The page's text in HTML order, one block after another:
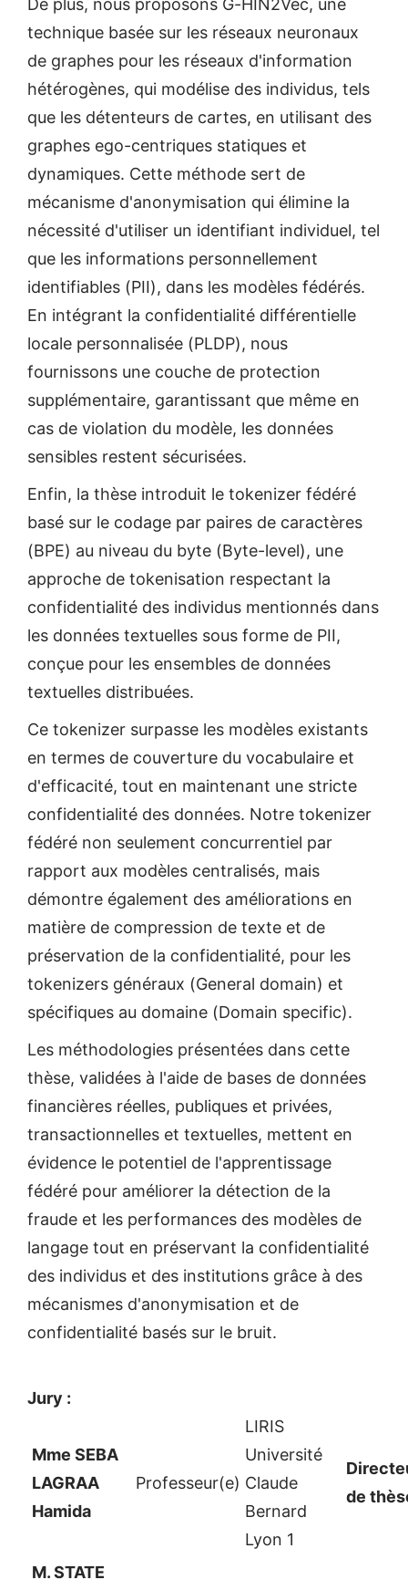
De plus, nous proposons G-HIN2Vec, une
technique basée sur les réseaux neuronaux
de graphes pour les réseaux d'information
hétérogènes, qui modélise des individus, tels
que les détenteurs de cartes, en utilisant des
graphes ego-centriques statiques et
dynamiques. Cette méthode sert de
mécanisme d'anonymisation qui élimine la
nécessité d'utiliser un identifiant individuel, tel
que les informations personnellement
identifiables (PII), dans les modèles fédérés.
En intégrant la confidentialité différentielle
locale personnalisée (PLDP), nous
fournissons une couche de protection
supplémentaire, garantissant que même en
cas de violation du modèle, les données
sensibles restent sécurisées.
Enfin, la thèse introduit le tokenizer fédéré
basé sur le codage par paires de caractères
(BPE) au niveau du byte (Byte-level), une
approche de tokenisation respectant la
confidentialité des individus mentionnés dans
les données textuelles sous forme de PII,
conçue pour les ensembles de données
textuelles distribuées.
Ce tokenizer surpasse les modèles existants
en termes de couverture du vocabulaire et
d'efficacité, tout en maintenant une stricte
confidentialité des données. Notre tokenizer
fédéré non seulement concurrentiel par
rapport aux modèles centralisés, mais
démontre également des améliorations en
matière de compression de texte et de
préservation de la confidentialité, pour les
tokenizers généraux (General domain) et
spécifiques au domaine (Domain specific).
Les méthodologies présentées dans cette
thèse, validées à l'aide de bases de données
financières réelles, publiques et privées,
transactionnelles et textuelles, mettent en
évidence le potentiel de l'apprentissage
fédéré pour améliorer la détection de la
fraude et les performances des modèles de
langage tout en préservant la confidentialité
des individus et des institutions grâce à des
mécanismes d'anonymisation et de
confidentialité basés sur le bruit.
Jury :
Mme SEBA
LAGRAA
Hamida
Professeur(e)
LIRIS
Université
Claude
Bernard
Lyon 1
de
M. STATE